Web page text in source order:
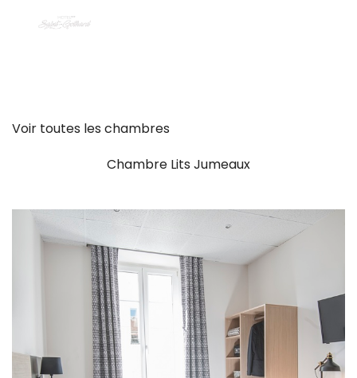
Voir toutes les chambres
Chambre Lits Jumeaux